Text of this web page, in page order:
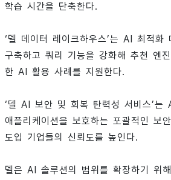
학습 시간을 단축한다.
‘델 데이터 레이크하우스’는 AI 최적화
구축하고 쿼리 기능을 강화해 추천 엔
한 AI 활용 사례를 지원한다.
‘델 AI 보안 및 회복 탄력성 서비스’는
애플리케이션을 보호하는 포괄적인 보
도입 기업들의 신뢰도를 높인다.
델은 AI 솔루션의 범위를 확장하기 위